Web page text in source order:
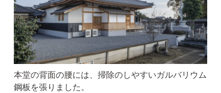
本堂の背面の腰には、掃除のしやすいガルバリウム
鋼板を張りました。